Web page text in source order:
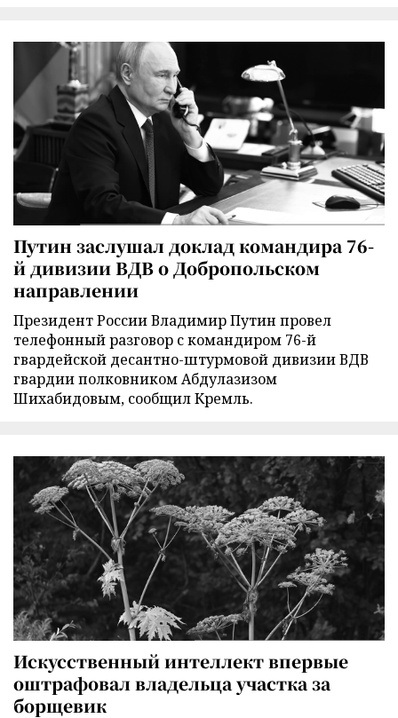
Путин заслушал доклад командира 76-
й дивизии ВДВ о Добропольском
направлении
Президент России Владимир Путин провел
телефонный разговор с командиром 76-й
гвардейской десантно-штурмовой дивизии ВДВ
гвардии полковником Абдулазизом
Шихабидовым, сообщил Кремль.
Искусственный интеллект впервые
оштрафовал владельца участка за
борщевик